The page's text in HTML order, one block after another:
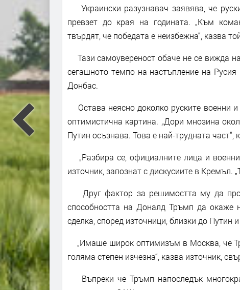
Украински разузнавач заявява, че
превзет до края на годината. „Към
твърдят, че победата е неизбежна“, казва
Тази самоувереност обаче не се вижда
сегашното темпо на настъпление на
Донбас.
Остава неясно доколко руските военни
оптимистична картина. „Дори мнозина
Путин осъзнава. Това е най-трудната
„Разбира се, официалните лица и
източник, запознат с дискусиите в Кремъл.
Друг фактор за решимостта му да
способността на Доналд Тръмп да окаже
сделка, според източници, близки до Путин
„Имаше широк оптимизъм в Москва, че
голяма степен изчезна“, казва източник,
Въпреки че Тръмп напоследък